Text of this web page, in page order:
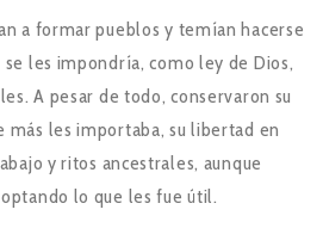
a formar pueblos y temían hacerse
les impondría, como ley de Dios,
A pesar de todo, conservaron su
más les importaba, su libertad en
y ritos ancestrales, aunque
lo que les fue útil.